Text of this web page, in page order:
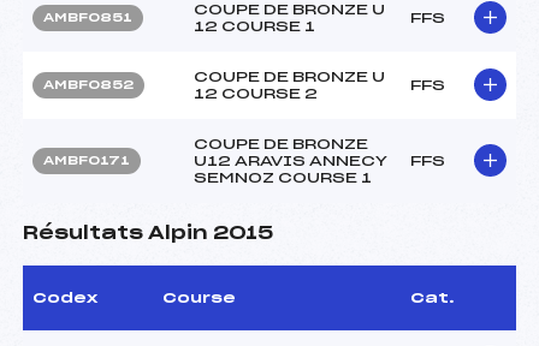
AMBF0851
COUPE DE BRONZE U
12 COURSE 1
FFS
AMBF0852
COUPE DE BRONZE U
12 COURSE 2
FFS
AMBF0171
COUPE DE BRONZE
U12 ARAVIS ANNECY
SEMNOZ COURSE 1
FFS
Résultats Alpin 2015
Codex Course Cat.